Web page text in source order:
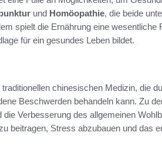
und Homöopathie, die beide
spielt die Ernährung eine wesentliche
für ein gesundes Leben bildet.
chinesischen Medizin, die
Beschwerden behandeln kann. Zu
Verbesserung des allgemeinen
beitragen, Stress abzubauen und das